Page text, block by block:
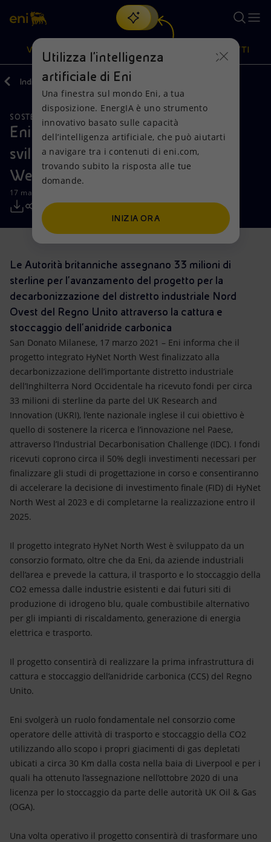
Cerca
scopri EnergIA, la nostra nuova soluzione di intelligenza
artificiale.
VISIONE
Visione
Mission e valori
Persone e Partnership
Net Zero
Modello satellitare
Energia accessibile
Innovazione
Scenari energetici
Azioni
Diversificazione energetica
Tecnologie per la transizione
Collaborazioni per l'innovazione
Attività nel mondo
PRODOTTI
Prodotti
Casa
Imprese
Mobilità
Indietro Media Comunicati Stampa
SOSTENIBILITÀ
Eni: importante passo avanti per lo
sviluppo del progetto HyNet North
West in UK
17 marzo 2021 - 09:05 CET
Le Autorità britanniche assegnano 33 milioni di
sterline per l’avanzamento del progetto per la
decarbonizzazione del distretto industriale Nord
Ovest del Regno Unito attraverso la cattura e
stoccaggio dell’anidride carbonica
San Donato Milanese, 17 marzo 2021 – Eni informa che il
progetto integrato HyNet North West finalizzato alla
decarbonizzazione dell’importante distretto industriale
dell’Inghilterra Nord Occidentale ha ricevuto fondi per circa
33 milioni di sterline da parte del UK Research and
Innovation (UKRI), l’ente nazionale inglese il cui obiettivo è
quello di sostenere la ricerca e l’innovazione nel Paese,
attraverso l’Industrial Decarbonisation Challenge (IDC). I fondi
ricevuti coprono circa il 50% degli investimenti necessari per
finalizzare gli studi di progettazione in corso e consentiranno
di accelerare la decisione di investimento finale (FID) di HyNet
North West al 2023 e di completarne la realizzazione entro il
2025.
Il progetto integrato HyNet North West è sviluppato da un
consorzio formato, oltre che da Eni, da aziende industriali
dell’area e prevede la cattura, il trasporto e lo stoccaggio della
CO2 emessa dalle industrie esistenti e dai futuri siti di
produzione di idrogeno blu, quale combustibile alternativo
per gli impianti di riscaldamento, generazione di energia
elettrica e trasporto.
Il progetto consentirà di realizzare la prima infrastruttura di
cattura e stoccaggio dell’anidride carbonica (CCS) del Regno
Unito.
Eni svolgerà un ruolo fondamentale nel consorzio come
operatore delle attività di trasporto e stoccaggio della CO2
utilizzando allo scopo i propri giacimenti di gas depletati
ubicati a circa 30 Km dalla costa nella baia di Liverpool e per i
quali ha ottenuto l’assegnazione nell’ottobre 2020 di una
licenza per lo stoccaggio da parte delle autorità UK Oil & Gas
(OGA).
Una volta operativo il progetto consentirà di trasformare uno
Utilizza l'intelligenza
artificiale di Eni
Una finestra sul mondo Eni, a tua
disposizione. EnergIA è uno strumento
innovativo basato sulle capacità
dell’intelligenza artificiale, che può aiutarti
a navigare tra i contenuti di eni.com,
trovando subito la risposta alle tue
domande.
INIZIA ORA